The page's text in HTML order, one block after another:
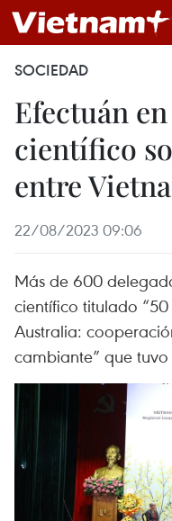
SOCIEDAD
Efectuán
científico
entre
22/08/2023 09:06
Más de 600
científico titulado
Australia:
cambiante” que